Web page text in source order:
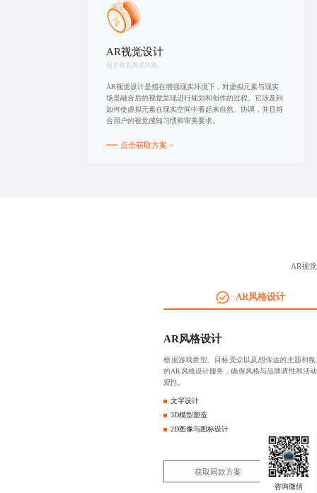
AR视觉设计
创意视觉展现风格
AR视觉设计是指在增强现实环境下，对虚拟元素与现实
场景融合后的视觉呈现进行规划和创作的过程。它涉及到
如何使虚拟元素在现实空间中看起来自然、协调，并且符
合用户的视觉感知习惯和审美要求。
点击获取方案 >
AR视
AR风格设计
AR风格设计
根据游戏类型、目标受众以及想传达的主题和
的AR风格设计服务，确保风格与品牌调性和活
观性。
文字设计
3D模型塑造
2D图像与图标设计
获取同款方案